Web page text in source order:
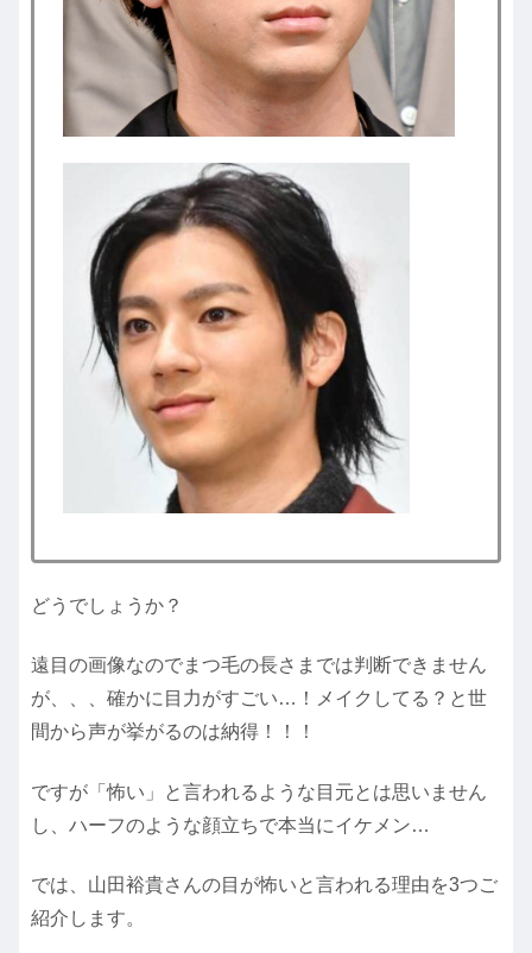
どうでしょうか？
遠目の画像なのでまつ毛の長さまでは判断できません
が、、、確かに目力がすごい…！メイクしてる？と世
間から声が挙がるのは納得！！！
ですが「怖い」と言われるような目元とは思いません
し、ハーフのような顔立ちで本当にイケメン…
では、山田裕貴さんの目が怖いと言われる理由を3つご
紹介します。